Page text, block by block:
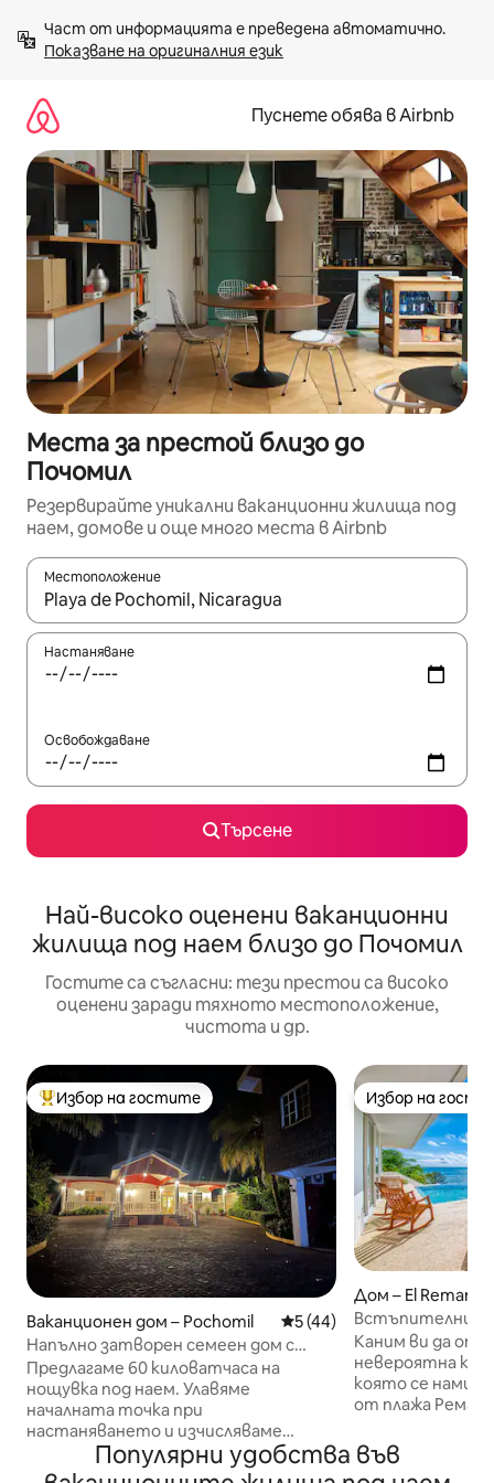
към
съдържанието
Показване на оригиналния език
Пуснете обява в Airbnb
Места за престой близо до
Почомил
Резервирайте уникални ваканционни жилища под
наем, домове и още много места в Airbnb
Местоположение
Когато резултатите се покажат, използвайте
Настаняване
Освобождаване
Търсене
Най-високо оценени ваканционни
жилища под наем близо до Почомил
Гостите са съгласни: тези престои са високо
оценени заради тяхното местоположение,
чистота и др.
Най-популярен избор на гостите
Избор на гостите
Ваканционен дом – Pochomil Средна оценка: 5 от 5,
5 (44)
Напълно затворен семеен дом с
изглед към океана
Предлагаме 60 киловатчаса на
нощувка под наем. Улавяме
началната точка при
настаняването и изчисляваме
сумата, използвана по време на
престоя. Ако надвишава дадената
Избор на
Избор на
Дом – El Remanzo
Встъпителни
къща Remanso
Каним ви да
невероятна
която се намира
от плажа Ремансо! 4 от
са
с подобрени
Популярни удобства във